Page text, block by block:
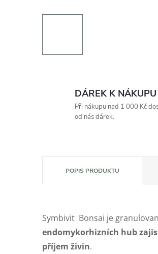
DÁREK K NÁKUPU
Při nákupu nad 1 000 Kč
od nás dárek.
POPIS PRODUKTU
Symbivit Bonsai je
endomykorhizních hub
příjem živin.